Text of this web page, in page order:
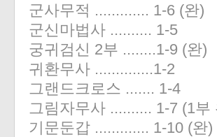
군사무적 ............. 1-6 (완)
군신마법사 .......... 1-5
궁귀검신 2부 ........1-9 (완)
귀환무사 ..............1-2
그랜드크로스 ....... 1-4
그림자무사 .......... 1-7 (1부
기문둔갑 ............. 1-10 (완)
«